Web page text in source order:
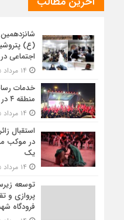
(ع)
اجتماعی
خدمات
منطقه ۴ در مسیر مشایه
استقبال
در موکب
یک
توسعه
پروازی و
فرودگاه